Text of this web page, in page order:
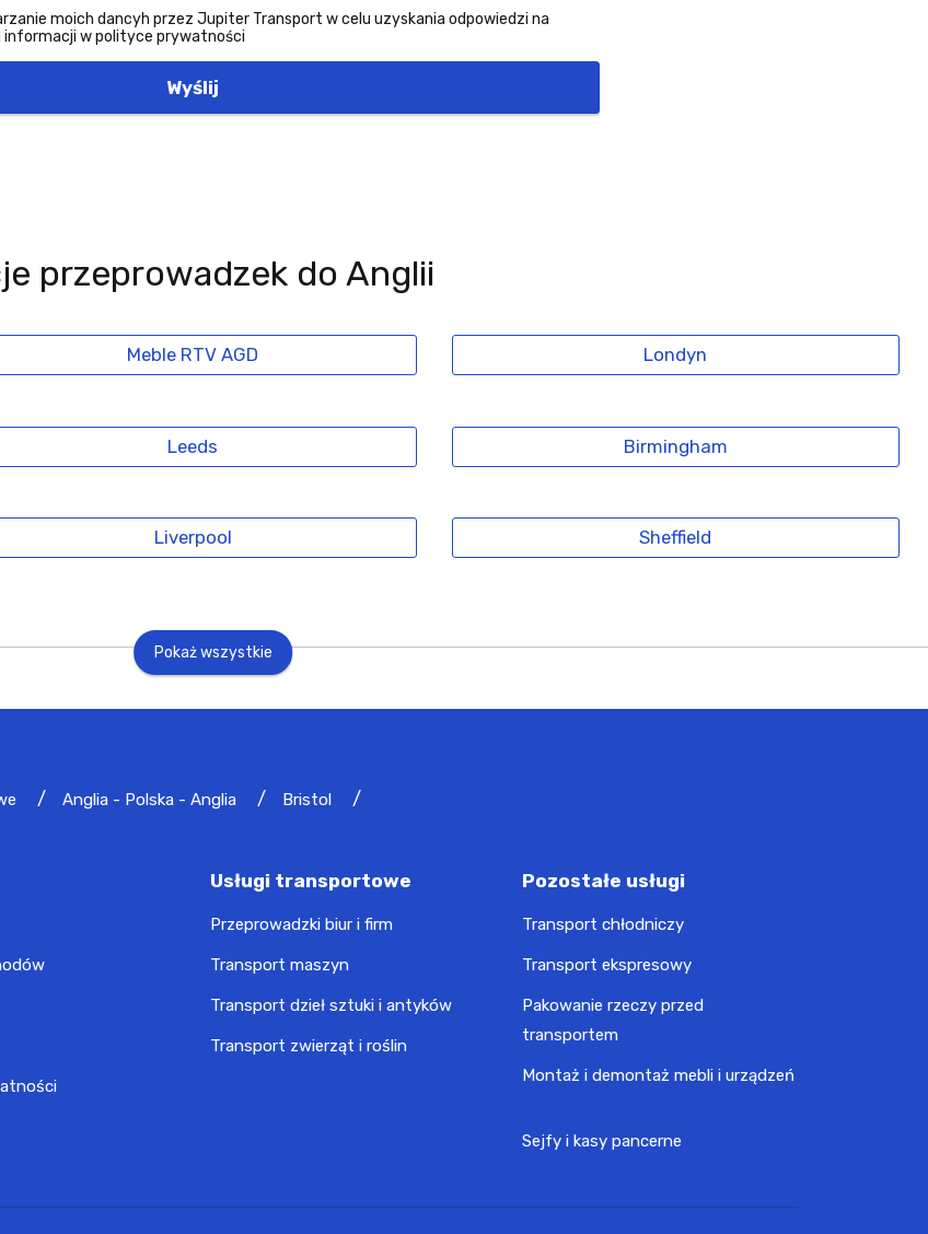
moich dancyh przez Jupiter Transport w celu uzyskania odpowiedzi na
w polityce prywatności
Wyślij
przeprowadzek do Anglii
Meble RTV AGD Londyn
Leeds Birmingham
Liverpool Sheffield
Pokaż wszystkie
Anglia - Polska - Anglia Bristol
Usługi transportowe
Przeprowadzki biur i firm
Transport maszyn
Transport dzieł sztuki i antyków
Transport zwierząt i roślin
Pozostałe usługi
Transport chłodniczy
Transport ekspresowy
Pakowanie rzeczy przed
transportem
Montaż i demontaż mebli i urządzeń
Sejfy i kasy pancerne